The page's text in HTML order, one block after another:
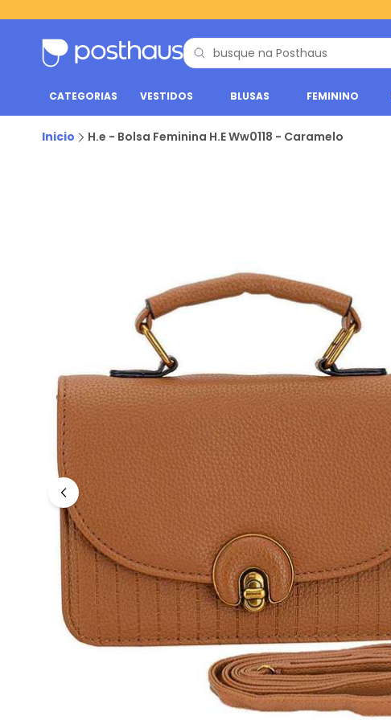
CATEGORIAS VESTIDOS BLUSAS FEMININO
Inicio H.e - Bolsa Feminina H.E Ww0118 - Caramelo